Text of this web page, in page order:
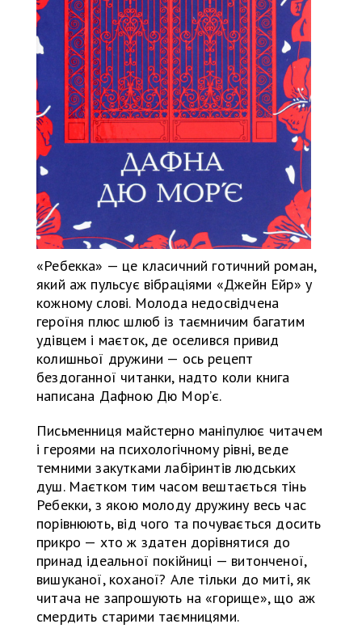
«Ребекка» — це класичний готичний роман,
який аж пульсує вібраціями «Джейн Ейр» у
кожному слові. Молода недосвідчена
героїня плюс шлюб із таємничим багатим
удівцем і маєток, де оселився привид
колишньої дружини — ось рецепт
бездоганної читанки, надто коли книга
написана Дафною Дю Мор’є.
Письменниця майстерно маніпулює читачем
і героями на психологічному рівні, веде
темними закутками лабіринтів людських
душ. Маєтком тим часом вештається тінь
Ребекки, з якою молоду дружину весь час
порівнюють, від чого та почувається досить
прикро — хто ж здатен дорівнятися до
принад ідеальної покійниці — витонченої,
вишуканої, коханої? Але тільки до миті, як
читача не запрошують на «горище», що аж
смердить старими таємницями.